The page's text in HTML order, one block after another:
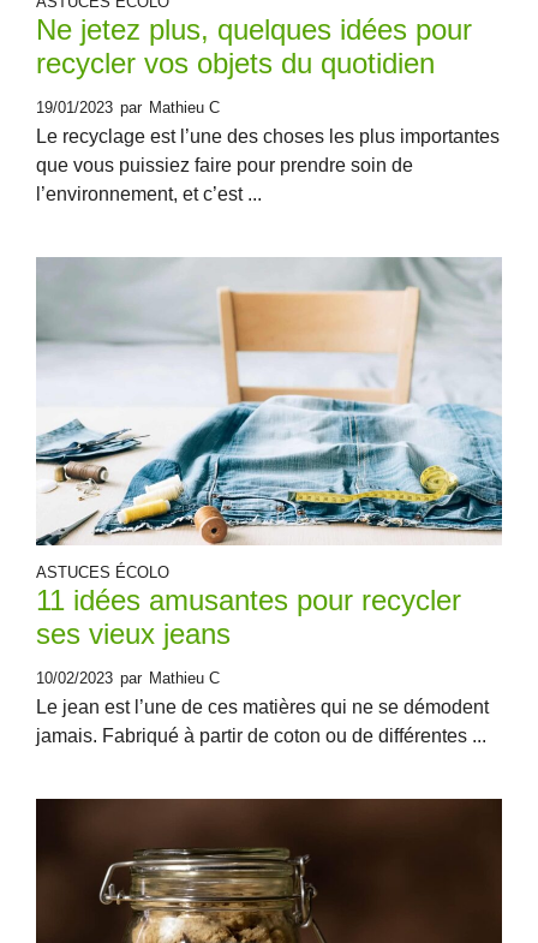
Ne jetez plus, quelques idées pour
recycler vos objets du quotidien
19/01/2023 par Mathieu C
Le recyclage est l’une des choses les plus importantes
que vous puissiez faire pour prendre soin de
l’environnement, et c’est ...
ASTUCES ÉCOLO
11 idées amusantes pour recycler
ses vieux jeans
10/02/2023 par Mathieu C
Le jean est l’une de ces matières qui ne se démodent
jamais. Fabriqué à partir de coton ou de différentes ...